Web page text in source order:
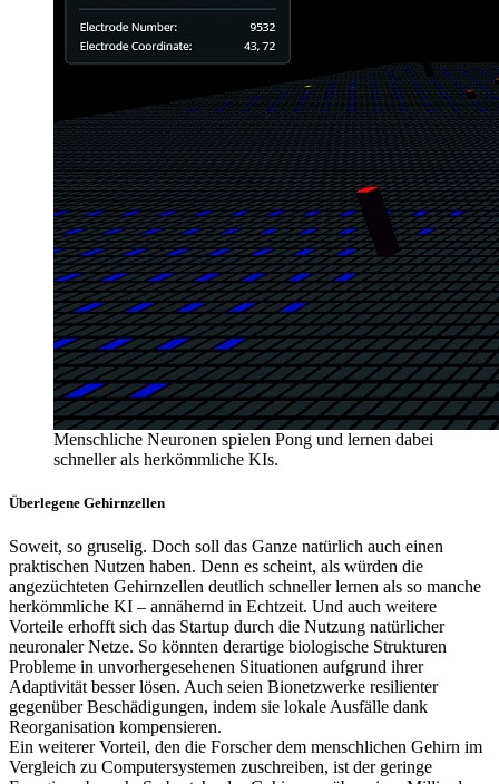
Menschliche Neuronen spielen Pong und lernen dabei
schneller als herkömmliche KIs.
Überlegene Gehirnzellen
Soweit, so gruselig. Doch soll das Ganze natürlich auch einen
praktischen Nutzen haben. Denn es scheint, als würden die
angezüchteten Gehirnzellen deutlich schneller lernen als so manche
herkömmliche KI – annähernd in Echtzeit. Und auch weitere
Vorteile erhofft sich das Startup durch die Nutzung natürlicher
neuronaler Netze. So könnten derartige biologische Strukturen
Probleme in unvorhergesehenen Situationen aufgrund ihrer
Adaptivität besser lösen. Auch seien Bionetzwerke resilienter
gegenüber Beschädigungen, indem sie lokale Ausfälle dank
Reorganisation kompensieren.
Ein weiterer Vorteil, den die Forscher dem menschlichen Gehirn im
Vergleich zu Computersystemen zuschreiben, ist der geringe